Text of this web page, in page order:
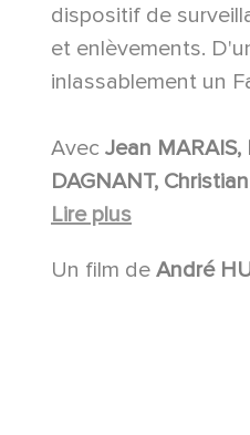
dispositif de
et enlèvements.
inlassablement un
Avec
DAGNANT, Christian TOMA, Michel DUPLAIX, Olivier DE FUNÈS , Florence BLOT, Robert LE BEAL,
Lire plus
Un film de André